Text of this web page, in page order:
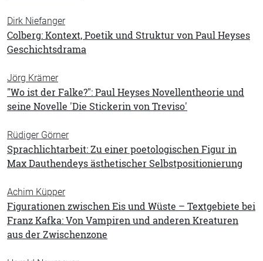
Dirk Niefanger
Colberg: Kontext, Poetik und Struktur von Paul Heyses
Geschichtsdrama
Jörg Krämer
"Wo ist der Falke?": Paul Heyses Novellentheorie und
seine Novelle 'Die Stickerin von Treviso'
Rüdiger Görner
Sprachlichtarbeit: Zu einer poetologischen Figur in
Max Dauthendeys ästhetischer Selbstpositionierung
Achim Küpper
Figurationen zwischen Eis und Wüste – Textgebiete bei
Franz Kafka: Von Vampiren und anderen Kreaturen
aus der Zwischenzone